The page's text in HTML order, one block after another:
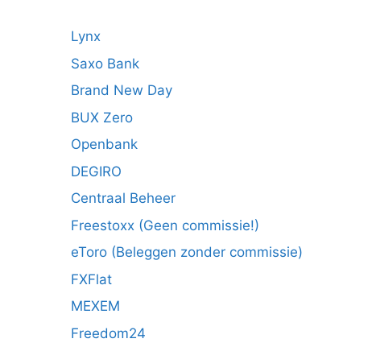
Lynx
Saxo Bank
Brand New Day
BUX Zero
Openbank
DEGIRO
Centraal Beheer
Freestoxx (Geen commissie!)
eToro (Beleggen zonder commissie)
FXFlat
MEXEM
Freedom24